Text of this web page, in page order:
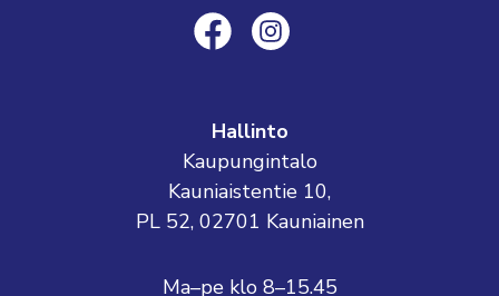
Hallinto
Kaupungintalo
Kauniaistentie 10,
PL 52, 02701 Kauniainen
Ma–pe klo 8–15.45